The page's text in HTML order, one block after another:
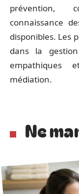
prévention,
connaissance
disponibles. Les
dans la
empathiques
médiation.
Ne